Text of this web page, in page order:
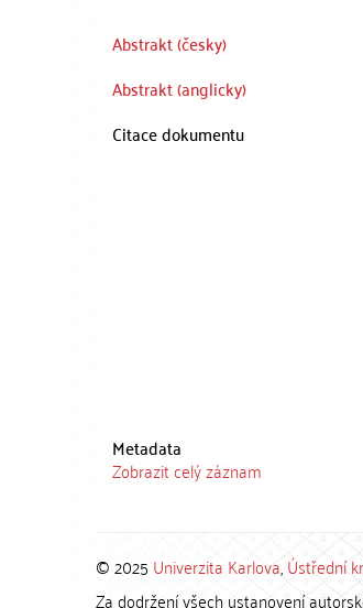
Abstrakt (česky)
Abstrakt (anglicky)
Citace dokumentu
Metadata
Zobrazit celý záznam
© 2025 Univerzita Karlova,Ústřední
Za dodržení všech ustanovení